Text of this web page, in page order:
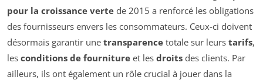
pour la croissance verte de 2015 a renforcé les obligations
des fournisseurs envers les consommateurs. Ceux-ci doivent
désormais garantir une transparence totale sur leurs tarifs,
les conditions de fourniture et les droits des clients. Par
ailleurs, ils ont également un rôle crucial à jouer dans la